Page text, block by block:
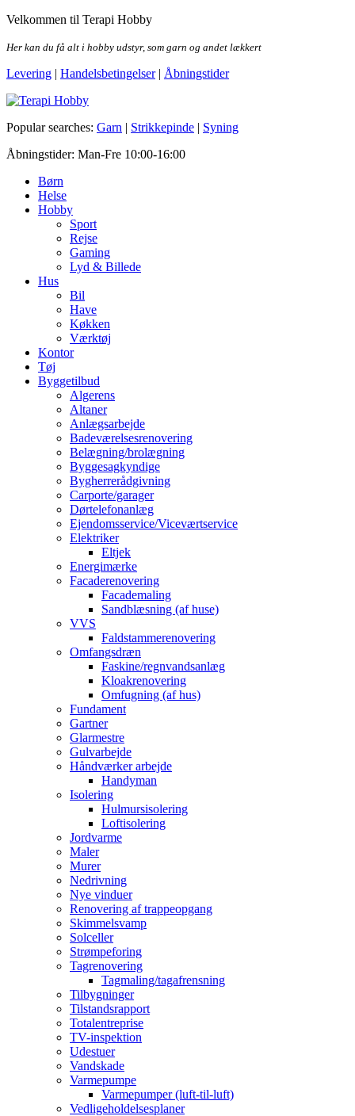
Skip
the
Velkommen til Terapi Hobby
Her kan du få alt i hobby udstyr, som garn og andet lækkert
Levering | Handelsbetingelser| Åbningstider
Terapi Hobby
Popular searches: Garn | Strikkepinde | Syning
Åbningstider: Man-Fre 10:00-16:00
Børn
Helse
Hobby
Sport
Rejse
Gaming
Lyd & Billede
Hus
Bil
Have
Køkken
Værktøj
Kontor
Tøj
Byggetilbud
Algerens
Altaner
Anlægsarbejde
Badeværelsesrenovering
Belægning/brolægning
Byggesagkyndige
Bygherrerådgivning
Carporte/garager
Dørtelefonanlæg
Ejendomsservice/Viceværtservice
Elektriker
Eltjek
Energimærke
Facaderenovering
Facademaling
Sandblæsning (af huse)
VVS
Faldstammerenovering
Omfangsdræn
Faskine/regnvandsanlæg
Kloakrenovering
Omfugning (af hus)
Fundament
Gartner
Glarmestre
Gulvarbejde
Håndværker arbejde
Handyman
Isolering
Hulmursisolering
Loftisolering
Jordvarme
Maler
Murer
Nedrivning
Nye vinduer
Renovering af trappeopgang
Skimmelsvamp
Solceller
Strømpeforing
Tagrenovering
Tagmaling/tagafrensning
Tilbygninger
Tilstandsrapport
Totalentreprise
TV-inspektion
Udestuer
Vandskade
Varmepumpe
Varmepumper (luft-til-luft)
Vedligeholdelsesplaner